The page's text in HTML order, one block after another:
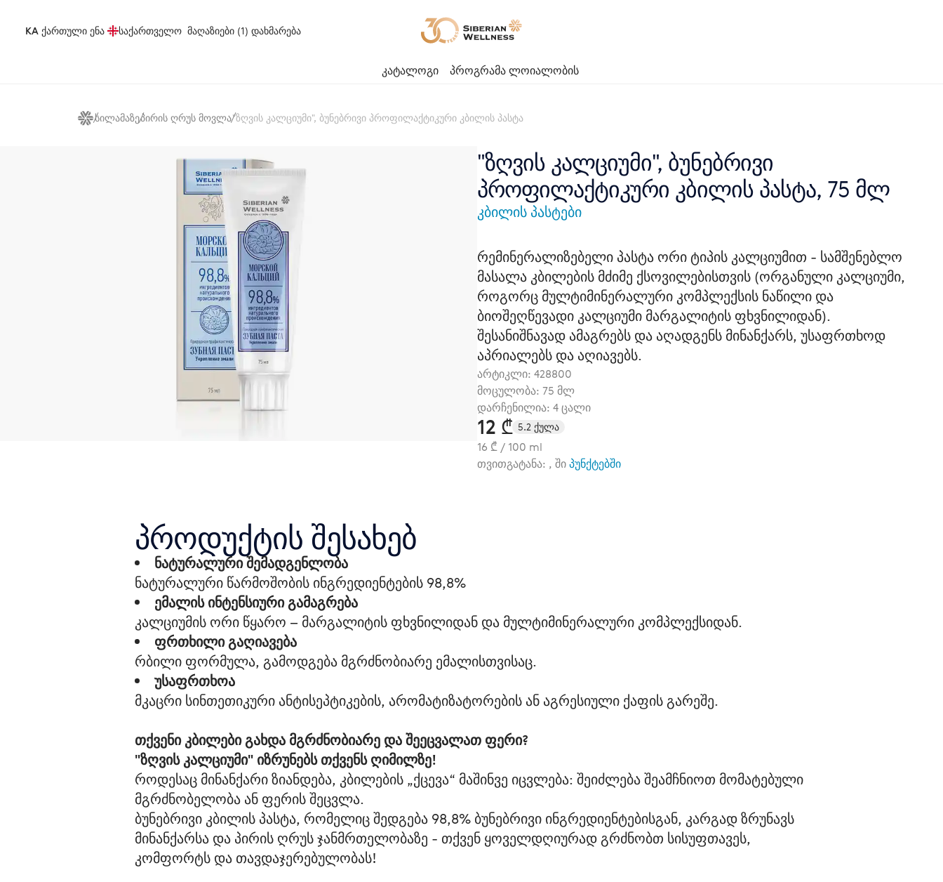
KA ქართული ენა საქართველო მაღაზიები (1) დახმარება
კატალოგი პროგრამა ლოიალობის
სილამაზეპირის ღრუს მოვლა"ზღვის კალციუმი", ბუნებრივი პროფილაქტიკური კბილის პასტა
"ზღვის კალციუმი", ბუნებრივი
პროფილაქტიკური კბილის პასტა, 75 მლ
კბილის პასტები
რემინერალიზებელი პასტა ორი ტიპის კალციუმით - სამშენებლო
მასალა კბილების მძიმე ქსოვილებისთვის (ორგანული კალციუმი,
როგორც მულტიმინერალური კომპლექსის ნაწილი და
ბიოშეღწევადი კალციუმი მარგალიტის ფხვნილიდან).
შესანიშნავად ამაგრებს და აღადგენს მინანქარს, უსაფრთხოდ
აპრიალებს და აღიავებს.
არტიკლი: 428800
მოცულობა: 75 მლ
დარჩენილია: 4 ცალი
12 ₾ 5.2 ქულა
16 ₾ / 100 ml
თვითგატანა: , შიპუნქტებში
პროდუქტის შესახებ
ნატურალური შემადგენლობა
ნატურალური წარმოშობის ინგრედიენტების 98,8%
ემალის ინტენსიური გამაგრება
კალციუმის ორი წყარო – მარგალიტის ფხვნილიდან და მულტიმინერალური კომპლექსიდან.
ფრთხილი გაღიავება
რბილი ფორმულა, გამოდგება მგრძნობიარე ემალისთვისაც.
უსაფრთხოა
მკაცრი სინთეთიკური ანტისეპტიკების, არომატიზატორების ან აგრესიული ქაფის გარეშე.
თქვენი კბილები გახდა მგრძნობიარე და შეეცვალათ ფერი?
"ზღვის კალციუმი" იზრუნებს თქვენს ღიმილზე!
როდესაც მინანქარი ზიანდება, კბილების „ქცევა“ მაშინვე იცვლება: შეიძლება შეამჩნიოთ მომატებული
მგრძნობელობა ან ფერის შეცვლა.
ბუნებრივი კბილის პასტა, რომელიც შედგება 98,8% ბუნებრივი ინგრედიენტებისგან, კარგად ზრუნავს
მინანქარსა და პირის ღრუს ჯანმრთელობაზე - თქვენ ყოველდღიურად გრძნობთ სისუფთავეს,
კომფორტს და თავდაჯერებულობას!